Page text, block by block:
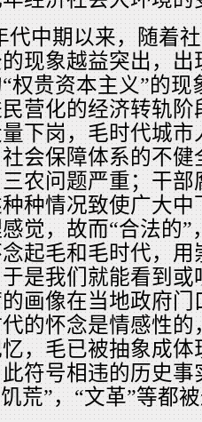
代中期以来，随着
现象越益突出，
权贵资本主义”的
营化的经济转轨
下岗，毛时代城
会保障体系的不
农问题严重；干
种情况致使广大
觉，故而“合法的
起毛和毛时代，
是我们就能看到
画像在当地政府
的怀念是情感性
，毛已被抽象成体
符号相违的历史事
荒”，“文革”等都